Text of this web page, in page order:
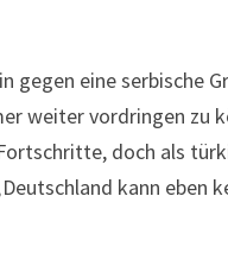
eine serbische
weiter vordringen zu
doch als
kann eben